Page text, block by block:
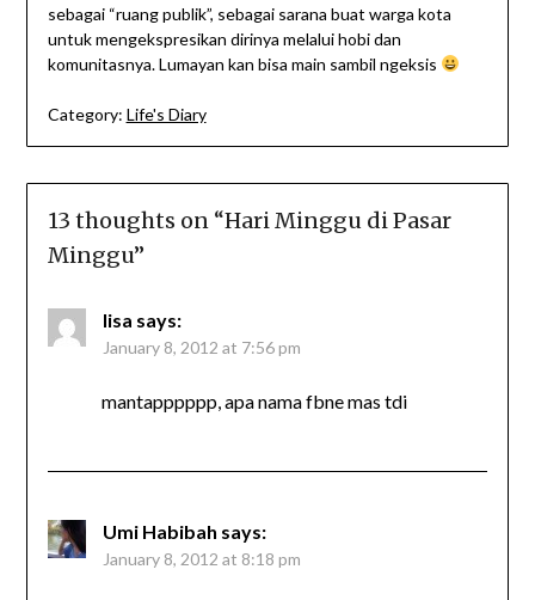
sebagai “ruang publik”, sebagai sarana buat warga kota
untuk mengekspresikan dirinya melalui hobi dan
komunitasnya. Lumayan kan bisa main sambil ngeksis
Category: Life's Diary
13 thoughts on “Hari Minggu di Pasar
Minggu”
lisa says:
January 8, 2012 at 7:56 pm
mantapppppp, apa nama fbne mas tdi
Umi Habibah says:
January 8, 2012 at 8:18 pm